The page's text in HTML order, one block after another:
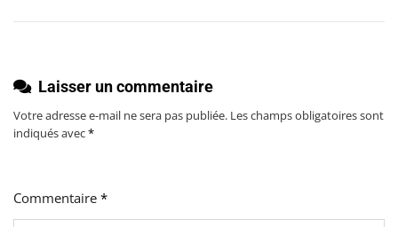
l’article
Laisser un commentaire
Votre adresse e-mail ne sera pas publiée. Les champs obligatoires sont
indiqués avec*
Commentaire *